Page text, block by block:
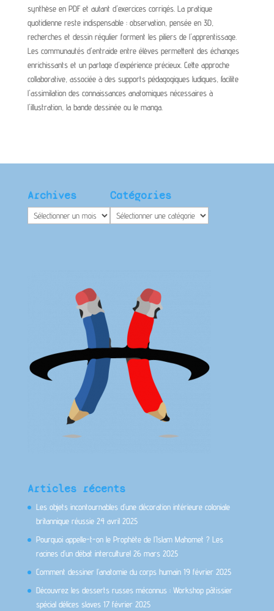
synthèse en PDF et autant d'exercices corrigés. La pratique
quotidienne reste indispensable : observation, pensée en 3D,
recherches et dessin régulier forment les piliers de l'apprentissage.
Les communautés d'entraide entre élèves permettent des échanges
enrichissants et un partage d'expérience précieux. Cette approche
collaborative, associée à des supports pédagogiques ludiques, facilite
l'assimilation des connaissances anatomiques nécessaires à
l'illustration, la bande dessinée ou le manga.
Archives
Archives
Catégories
Catégories
Articles récents
Les objets incontournables d’une décoration intérieure coloniale
britannique réussie 24 avril 2025
Pourquoi appelle-t-on le Prophète de l’Islam Mahomet ? Les
racines d’un débat interculturel 26 mars 2025
Comment dessiner l’anatomie du corps humain 19 février 2025
Découvrez les desserts russes méconnus : Workshop pâtissier
spécial délices slaves 17 février 2025